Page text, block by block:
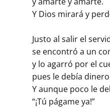
Y Dios mirará y
Justo al salir el
se encontró a un
y lo agarró por el
pues le debía
Y aunque poco le
“¡Tú págame ya!”